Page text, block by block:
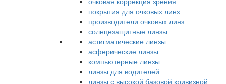
покрытия для очковых линз
производители очковых линз
солнцезащитные линзы
астигматические линзы
асферические линзы
компьютерные линзы
линзы для водителей
линзы с высокой базовой кривизной